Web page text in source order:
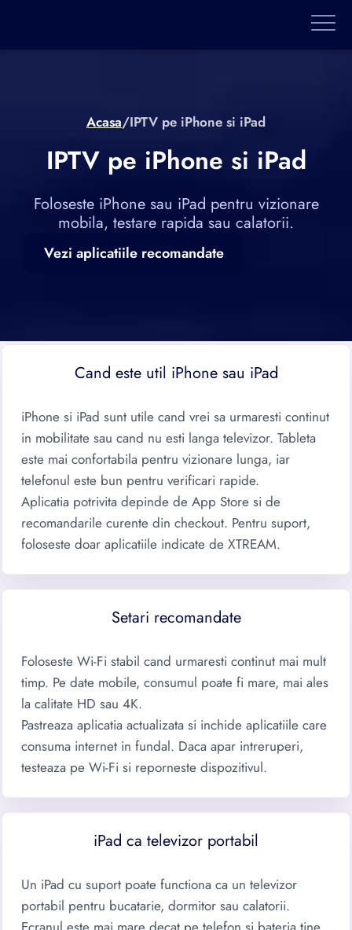
Acasa/IPTV pe iPhone si iPad
IPTV pe iPhone si iPad
Foloseste iPhone sau iPad pentru vizionare
mobila, testare rapida sau calatorii.
Vezi aplicatiile recomandate
Cand este util iPhone sau iPad
iPhone si iPad sunt utile cand vrei sa urmaresti continut
in mobilitate sau cand nu esti langa televizor. Tableta
este mai confortabila pentru vizionare lunga, iar
telefonul este bun pentru verificari rapide.
Aplicatia potrivita depinde de App Store si de
recomandarile curente din checkout. Pentru suport,
foloseste doar aplicatiile indicate de XTREAM.
Setari recomandate
Foloseste Wi-Fi stabil cand urmaresti continut mai mult
timp. Pe date mobile, consumul poate fi mare, mai ales
la calitate HD sau 4K.
Pastreaza aplicatia actualizata si inchide aplicatiile care
consuma internet in fundal. Daca apar intreruperi,
testeaza pe Wi-Fi si reporneste dispozitivul.
iPad ca televizor portabil
Un iPad cu suport poate functiona ca un televizor
portabil pentru bucatarie, dormitor sau calatorii.